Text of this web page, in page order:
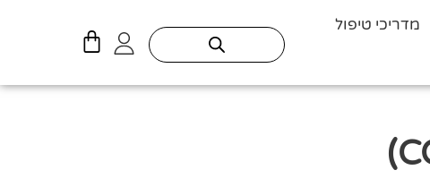
מדריכי טיפול
עגלת